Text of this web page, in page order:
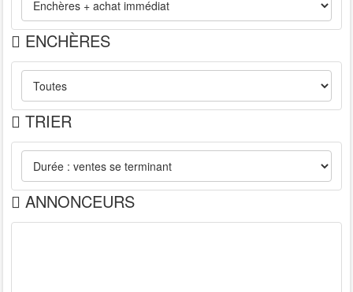
ENCHÈRES
TRIER
ANNONCEURS